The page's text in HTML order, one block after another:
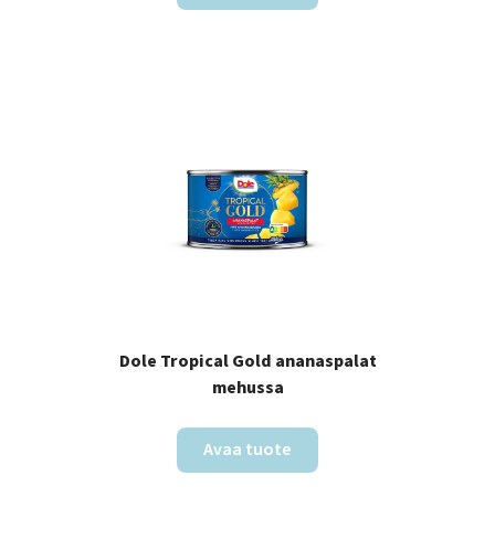
Dole Tropical Gold ananaspalat
mehussa
Avaa tuote